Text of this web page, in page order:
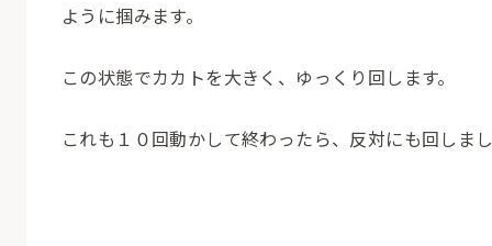
ように掴みます。
この状態でカカトを大きく、ゆっくり回します。
これも１０回動かして終わったら、反対にも回しま